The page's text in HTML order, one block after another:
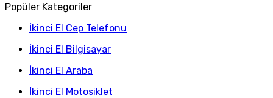
Popüler Kategoriler
İkinci El Cep Telefonu
İkinci El Bilgisayar
İkinci El Araba
İkinci El Motosiklet